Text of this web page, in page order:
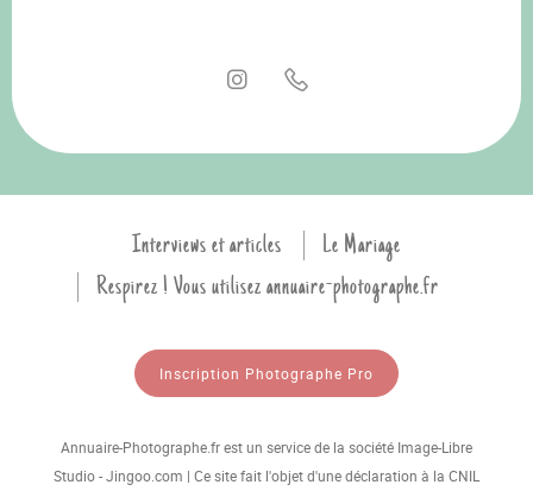
Interviews et articles
Le Mariage
Respirez ! Vous utilisez annuaire-photographe.fr
Inscription Photographe Pro
Annuaire-Photographe.fr est un service de la société Image-Libre
Studio - Jingoo.com | Ce site fait l'objet d'une déclaration à la CNIL